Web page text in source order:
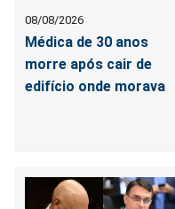
08/08/2026
Médica de 30 anos
morre após cair de
edifício onde morava